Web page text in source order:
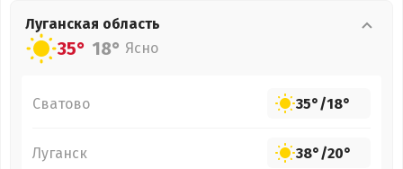
Луганская область
35° 18° Ясно
Сватово 35°/18°
Луганск 38°/20°